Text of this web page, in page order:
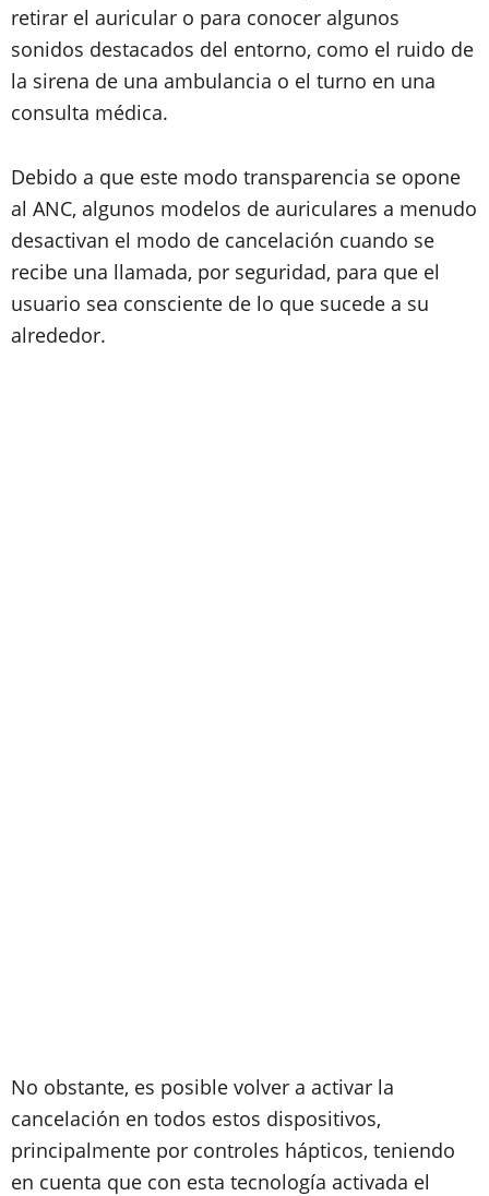
retirar el auricular o para conocer algunos
sonidos destacados del entorno, como el ruido de
la sirena de una ambulancia o el turno en una
consulta médica.
Debido a que este modo transparencia se opone
al ANC, algunos modelos de auriculares a menudo
desactivan el modo de cancelación cuando se
recibe una llamada, por seguridad, para que el
usuario sea consciente de lo que sucede a su
alrededor.
No obstante, es posible volver a activar la
cancelación en todos estos dispositivos,
principalmente por controles hápticos, teniendo
en cuenta que con esta tecnología activada el